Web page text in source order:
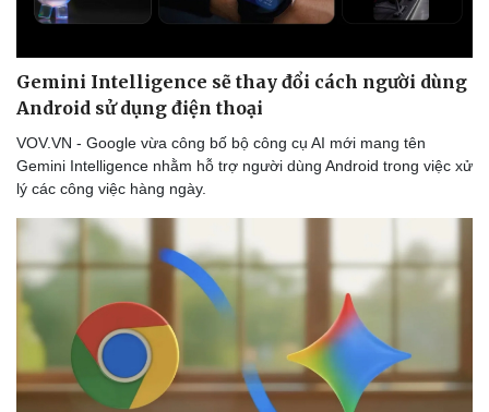
Bóng đá
eSports
Hậu trường
Ô tô
Gemini Intelligence sẽ thay đổi cách người dùng
Android sử dụng điện thoại
VOV.VN - Google vừa công bố bộ công cụ AI mới mang tên
Gemini Intelligence nhằm hỗ trợ người dùng Android trong việc xử
lý các công việc hàng ngày.